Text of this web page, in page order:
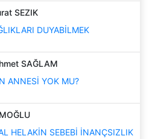
SEZIK
DUYABİLMEK
SAĞLAM
ANNESİ YOK MU?
HELAKİN SEBEBİ İNANÇSIZLIK